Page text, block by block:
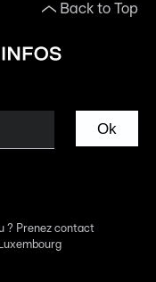
Back to Top
Ok
? Prenez contact